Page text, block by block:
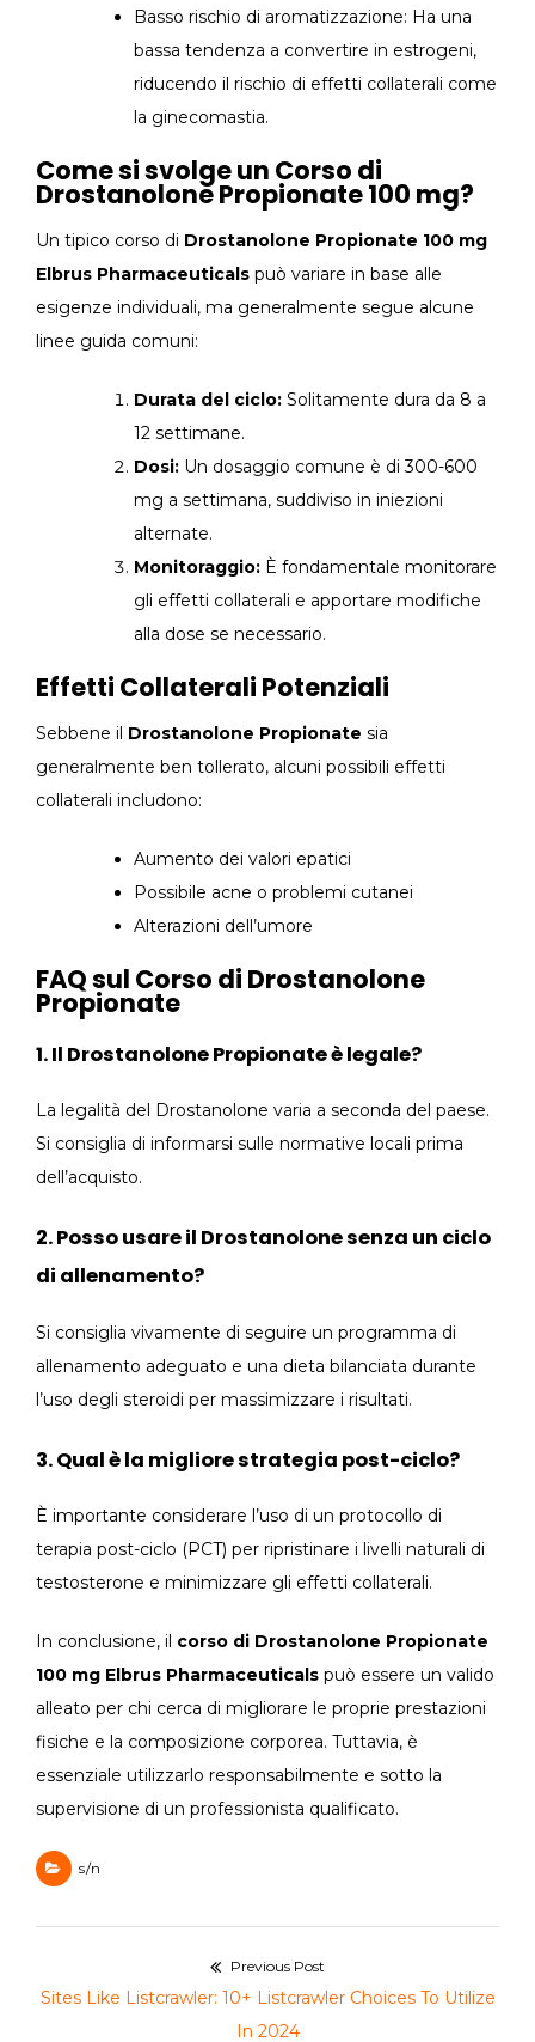
Basso rischio di aromatizzazione: Ha una
bassa tendenza a convertire in estrogeni,
riducendo il rischio di effetti collaterali come
la ginecomastia.
Come si svolge un Corso di
Drostanolone Propionate 100 mg?
Un tipico corso di Drostanolone Propionate 100 mg
Elbrus Pharmaceuticals può variare in base alle
esigenze individuali, ma generalmente segue alcune
linee guida comuni:
Durata del ciclo: Solitamente dura da 8 a
12 settimane.
Dosi: Un dosaggio comune è di 300-600
mg a settimana, suddiviso in iniezioni
alternate.
Monitoraggio: È fondamentale monitorare
gli effetti collaterali e apportare modifiche
alla dose se necessario.
Effetti Collaterali Potenziali
Sebbene il Drostanolone Propionate sia
generalmente ben tollerato, alcuni possibili effetti
collaterali includono:
Aumento dei valori epatici
Possibile acne o problemi cutanei
Alterazioni dell’umore
FAQ sul Corso di Drostanolone
Propionate
1. Il Drostanolone Propionate è legale?
La legalità del Drostanolone varia a seconda del paese.
Si consiglia di informarsi sulle normative locali prima
dell’acquisto.
2. Posso usare il Drostanolone senza un ciclo
di allenamento?
Si consiglia vivamente di seguire un programma di
allenamento adeguato e una dieta bilanciata durante
l’uso degli steroidi per massimizzare i risultati.
3. Qual è la migliore strategia post-ciclo?
È importante considerare l’uso di un protocollo di
terapia post-ciclo (PCT) per ripristinare i livelli naturali di
testosterone e minimizzare gli effetti collaterali.
In conclusione, il corso di Drostanolone Propionate
100 mg Elbrus Pharmaceuticals può essere un valido
alleato per chi cerca di migliorare le proprie prestazioni
fisiche e la composizione corporea. Tuttavia, è
essenziale utilizzarlo responsabilmente e sotto la
supervisione di un professionista qualificato.
s/n
de
entradas
Previous Post
Previous
Sites Like Listcrawler: 10+ Listcrawler Choices To Utilize
In 2024